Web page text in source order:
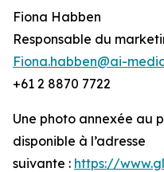
Fiona Habben
Responsable du
Fiona.habben@ai-
+61 2 8870 7722
Une photo annexée au
disponible à l’adresse
suivante : https://